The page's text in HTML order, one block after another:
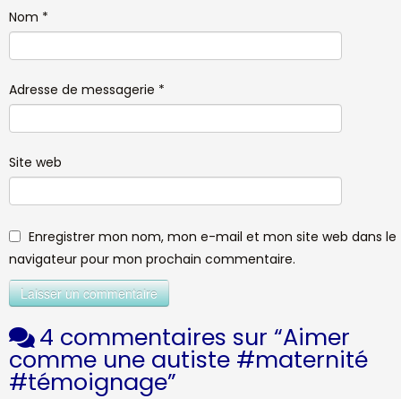
Nom *
Adresse de messagerie *
Site web
Enregistrer mon nom, mon e-mail et mon site web dans le
navigateur pour mon prochain commentaire.
4 commentaires sur “Aimer
comme une autiste #maternité
#témoignage”